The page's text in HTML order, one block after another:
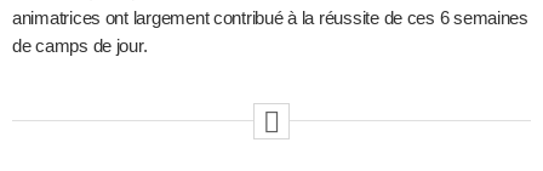
animatrices ont largement contribué à la réussite de ces 6 semaines
de camps de jour.